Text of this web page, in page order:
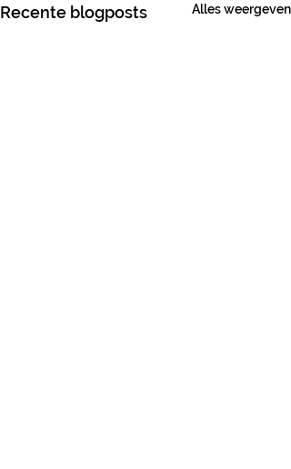
Recente blogposts Alles weergeven